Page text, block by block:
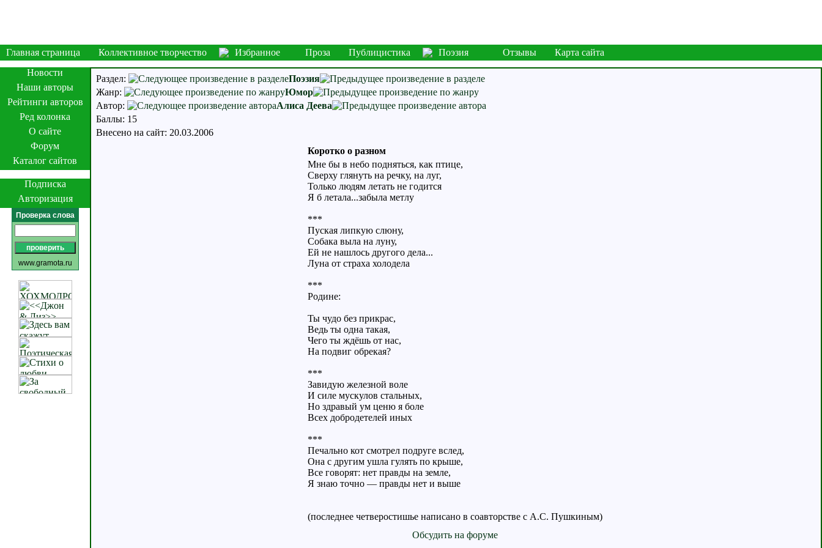
Главная страница Коллективное творчество Избранное Проза Публицистика Поэзия Отзывы
Карта сайта
Новости
Наши авторы
Рейтинги авторов
Ред колонка
О сайте
Форум
Каталог сайтов
Подписка
Авторизация
Проверка слова
www.gramota.ru
Раздел:
Поэзия
Жанр:
Юмор
Автор:
Алиса Деева
Баллы: 15
Внесено на сайт: 20.03.2006
Коротко о разном
Мне бы в небо подняться, как птице,
Сверху глянуть на речку, на луг,
Только людям летать не годится
Я б летала...забыла метлу
***
Пуская липкую слюну,
Собака выла на луну,
Ей не нашлось другого дела...
Луна от страха холодела
***
Родине:
Ты чудо без прикрас,
Ведь ты одна такая,
Чего ты ждёшь от нас,
На подвиг обрекая?
***
Завидую железной воле
И силе мускулов стальных,
Но здравый ум ценю я боле
Всех добродетелей иных
***
Печально кот смотрел подруге вслед,
Она с другим ушла гулять по крыше,
Все говорят: нет правды на земле,
Я знаю точно — правды нет и выше
(последнее четверостишье написано в соавторстве с А.С. Пушкиным)
Обсудить на форуме